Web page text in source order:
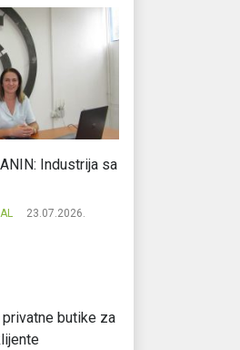
Industrija sa
23.07.2026.
privatne butike za